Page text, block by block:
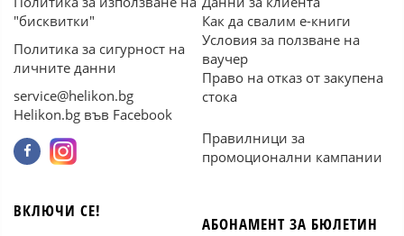
"бисквитки"
Политика за сигурност на
личните данни
service@helikon.bg
Helikon.bg във Facebook
Как да свалим е-книги
Условия за ползване на
ваучер
Право на отказ от закупена
стока
Правилници за
промоционални кампании
ВКЛЮЧИ СЕ!
АБОНАМЕНТ ЗА БЮЛЕТИН